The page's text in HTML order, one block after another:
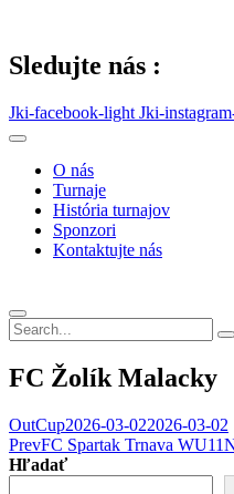
content
Sledujte nás :
Jki-facebook-light Jki-
O nás
Turnaje
História turnajov
Sponzori
Kontaktujte nás
FC Žolík Malacky
OutCup2026-03-022026-03-02
Post
navigation
PrevFC Spartak Trnava WU11
Hľadať